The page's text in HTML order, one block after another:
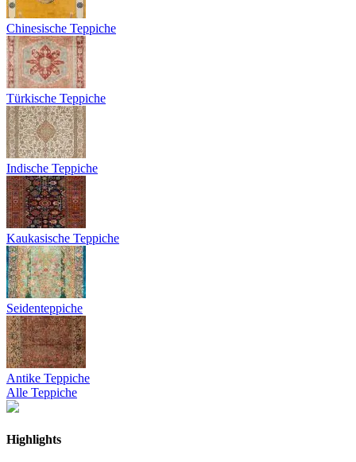
Chinesische Teppiche
Türkische Teppiche
Indische Teppiche
Kaukasische Teppiche
Seidenteppiche
Antike Teppiche
Alle Teppiche
Highlights